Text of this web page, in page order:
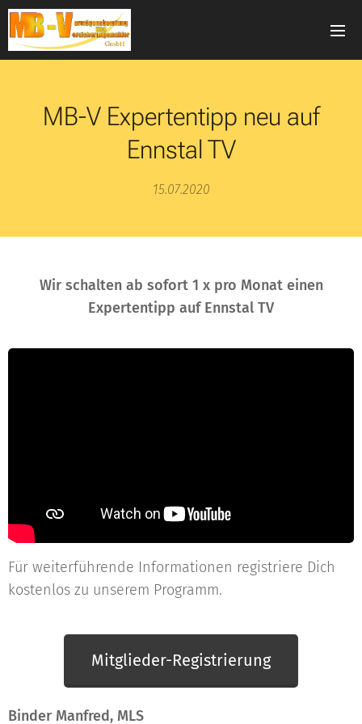
MB-V Expertentipp neu auf
Ennstal TV
15.07.2020
Wir schalten ab sofort 1 x pro Monat einen
Expertentipp auf Ennstal TV
Für weiterführende Informationen registriere Dich
kostenlos zu unserem Programm.
Mitglieder-Registrierung
Binder Manfred, MLS